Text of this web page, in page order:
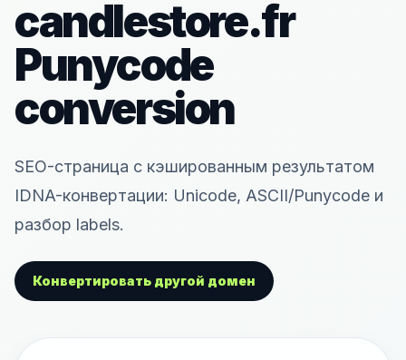
candlestore.fr
Punycode
conversion
SEO-страница с кэшированным результатом
IDNA-конвертации: Unicode, ASCII/Punycode и
разбор labels.
Конвертировать другой домен